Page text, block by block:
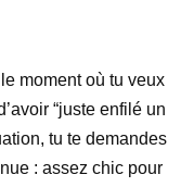
moment où tu veux
“juste enfilé un
tu te demandes
: assez chic pour